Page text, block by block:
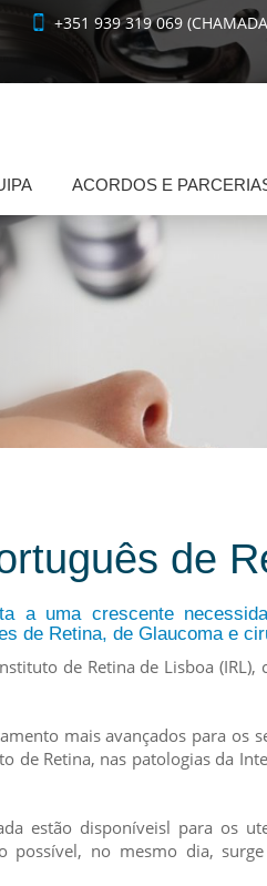
+351 939 319 069
ACORDOS E
de
a uma crescente
de Retina, de Glaucoma e
de Retina de Lisboa
mais avançados para os
de Retina, nas patologias da
estão disponíveisl para os
possível, no mesmo dia,